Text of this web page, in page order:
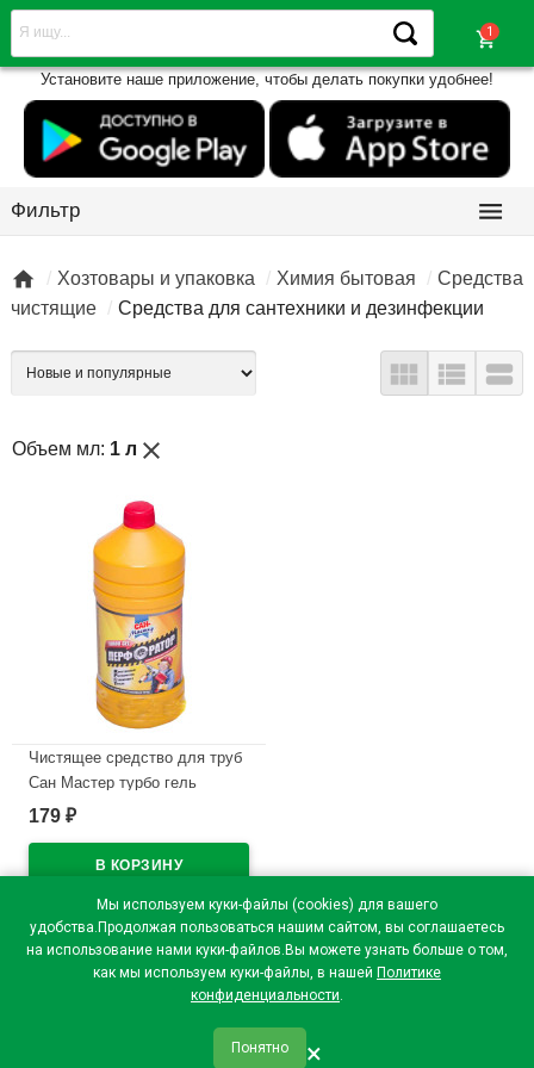
Мы используем куки-файлы (cookies) для вашего
удобства.Продолжая пользоваться нашим сайтом, вы соглашаетесь
на использование нами куки-файлов.Вы можете узнать больше о том,
как мы используем куки-файлы, в нашей Политике
конфиденциальности.
Понятно ×
shopping_cart
Установите наше приложение, чтобы делать покупки удобнее!
Фильтр 
 Хозтовары и упаковка Химия бытовая
Средства
чистящие
Средства для сантехники и дезинфекции
  
Объем мл: 1 л close
Чистящее средство для труб
Сан Мастер турбо гель
1000мл
179 ₽